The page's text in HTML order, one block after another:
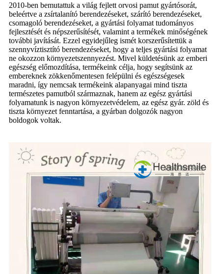
2010-ben bemutattuk a világ fejlett orvosi pamut gyártósorát,
beleértve a zsírtalanító berendezéseket, szárító berendezéseket,
csomagoló berendezéseket, a gyártási folyamat tudományos
fejlesztését és népszerűsítését, valamint a termékek minőségének
további javítását. Ezzel egyidejűleg ismét korszerűsítettük a
szennyvíztisztító berendezéseket, hogy a teljes gyártási folyamat
ne okozzon környezetszennyezést. Mivel küldetésünk az emberi
egészség előmozdítása, termékeink célja, hogy segítsünk az
embereknek zökkenőmentesen felépülni és egészségesek
maradni, így nemcsak termékeink alapanyagai mind tiszta
természetes pamutból származnak, hanem az egész gyártási
folyamatunk is nagyon környezetvédelem, az egész gyár. zöld és
tiszta környezet fenntartása, a gyárban dolgozók nagyon
boldogok voltak.